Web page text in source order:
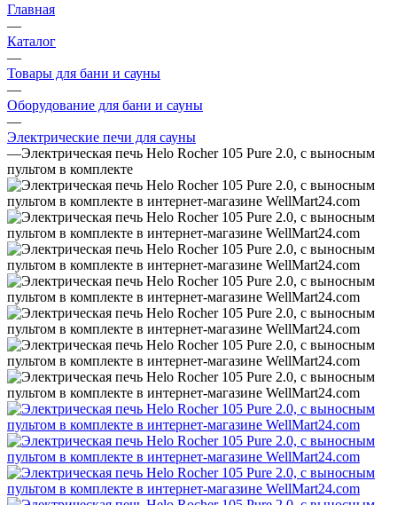
Главная
—
Каталог
—
Товары для бани и сауны
—
Оборудование для бани и сауны
—
Электрические печи для сауны
—Электрическая печь Helo Rocher 105 Pure 2.0, с выносным
пультом в комплекте